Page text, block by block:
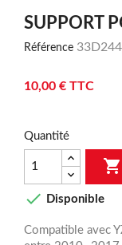
SUPPORT
Référence
10,00 € TTC
Quantité


Disponible
Compatible avec